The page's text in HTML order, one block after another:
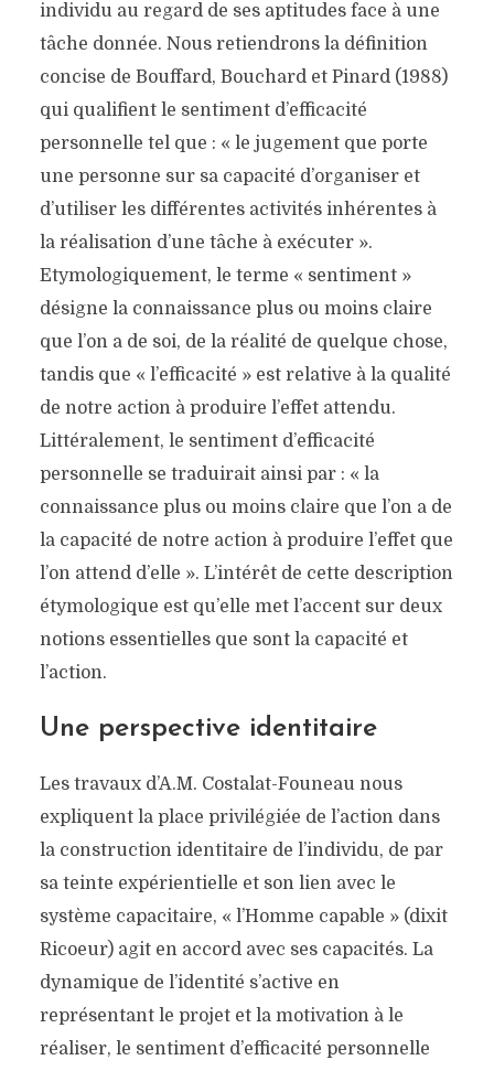
individu au regard de ses aptitudes face à une
tâche donnée. Nous retiendrons la définition
concise de Bouffard, Bouchard et Pinard (1988)
qui qualifient le sentiment d’efficacité
personnelle tel que : « le jugement que porte
une personne sur sa capacité d’organiser et
d’utiliser les différentes activités inhérentes à
la réalisation d’une tâche à exécuter ».
Etymologiquement, le terme « sentiment »
désigne la connaissance plus ou moins claire
que l’on a de soi, de la réalité de quelque chose,
tandis que « l’efficacité » est relative à la qualité
de notre action à produire l’effet attendu.
Littéralement, le sentiment d’efficacité
personnelle se traduirait ainsi par : « la
connaissance plus ou moins claire que l’on a de
la capacité de notre action à produire l’effet que
l’on attend d’elle ». L’intérêt de cette description
étymologique est qu’elle met l’accent sur deux
notions essentielles que sont la capacité et
l’action.
Une perspective identitaire
Les travaux d’A.M. Costalat-Founeau nous
expliquent la place privilégiée de l’action dans
la construction identitaire de l’individu, de par
sa teinte expérientielle et son lien avec le
système capacitaire, « l’Homme capable » (dixit
Ricoeur) agit en accord avec ses capacités. La
dynamique de l’identité s’active en
représentant le projet et la motivation à le
réaliser, le sentiment d’efficacité personnelle